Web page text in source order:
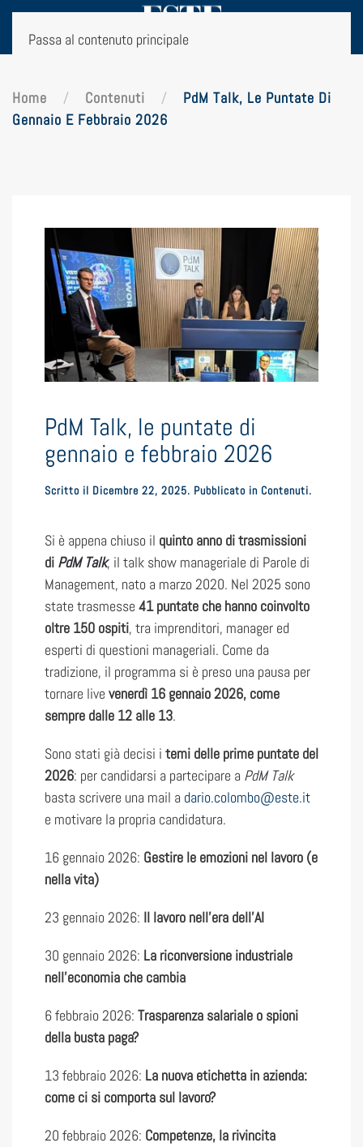
Passa al contenuto principale
Home Contenuti
PdM Talk, Le Puntate Di
Gennaio E Febbraio 2026
PdM Talk, le puntate di
gennaio e febbraio 2026
Scritto il Dicembre 22, 2025. Pubblicato in Contenuti.
Si è appena chiuso il quinto anno di trasmissioni
di PdM Talk, il talk show manageriale di Parole di
Management, nato a marzo 2020. Nel 2025 sono
state trasmesse 41 puntate che hanno coinvolto
oltre 150 ospiti, tra imprenditori, manager ed
esperti di questioni manageriali. Come da
tradizione, il programma si è preso una pausa per
tornare live venerdì 16 gennaio 2026, come
sempre dalle 12 alle 13.
Sono stati già decisi i temi delle prime puntate del
2026: per candidarsi a partecipare a PdM Talk
basta scrivere una mail a dario.colombo@este.it
e motivare la propria candidatura.
16 gennaio 2026: Gestire le emozioni nel lavoro (e
nella vita)
23 gennaio 2026: Il lavoro nell’era dell’AI
30 gennaio 2026: La riconversione industriale
nell’economia che cambia
6 febbraio 2026: Trasparenza salariale o spioni
della busta paga?
13 febbraio 2026: La nuova etichetta in azienda:
come ci si comporta sul lavoro?
20 febbraio 2026: Competenze, la rivincita